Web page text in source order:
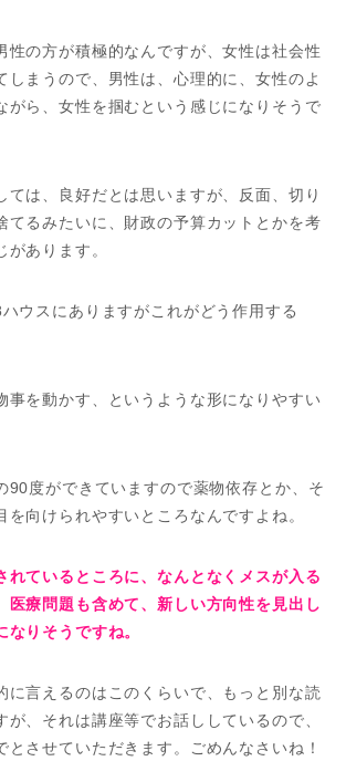
性の方が積極的なんですが、女性は社会性
しまうので、男性は、心理的に、女性のよ
がら、女性を掴むという感じになりそうで
ては、良好だとは思いますが、反面、切り
てるみたいに、財政の予算カットとかを考
があります。
ウスにありますがこれがどう作用する
事を動かす、というような形になりやすい
90度ができていますので薬物依存とか、そ
を向けられやすいところなんですよね。
れているところに、なんとなくメスが入る
医療問題も含めて、新しい方向性を見出し
りそうですね。
に言えるのはこのくらいで、もっと別な読
が、それは講座等でお話ししているので、
とさせていただきます。ごめんなさいね！